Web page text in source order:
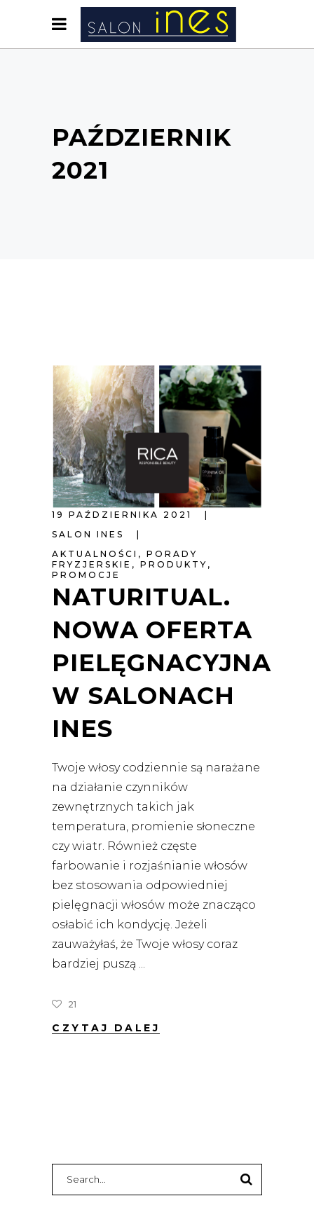
PAŹDZIERNIK
2021
19 PAŹDZIERNIKA 2021
SALON INES
AKTUALNOŚCI , PORADY
FRYZJERSKIE , PRODUKTY ,
PROMOCJE
NATURITUAL.
NOWA OFERTA
PIELĘGNACYJNA
W SALONACH
INES
Twoje włosy codziennie są narażane
na działanie czynników
zewnętrznych takich jak
temperatura, promienie słoneczne
czy wiatr. Również częste
farbowanie i rozjaśnianie włosów
bez stosowania odpowiedniej
pielęgnacji włosów może znacząco
osłabić ich kondycję. Jeżeli
zauważyłaś, że Twoje włosy coraz
bardziej puszą
21
CZYTAJ DALEJ
for: